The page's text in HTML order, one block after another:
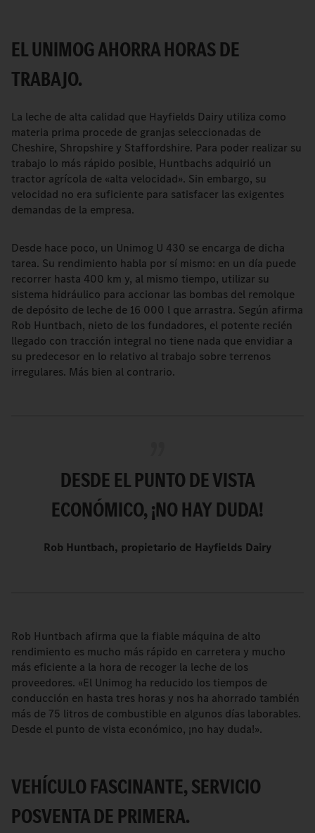
EL UNIMOG AHORRA HORAS DE
TRABAJO.
La leche de alta calidad que Hayfields Dairy utiliza como
materia prima procede de granjas seleccionadas de
Cheshire, Shropshire y Staffordshire. Para poder realizar su
trabajo lo más rápido posible, Huntbachs adquirió un
tractor agrícola de «alta velocidad». Sin embargo, su
velocidad no era suficiente para satisfacer las exigentes
demandas de la empresa.
Desde hace poco, un Unimog U 430 se encarga de dicha
tarea. Su rendimiento habla por sí mismo: en un día puede
recorrer hasta 400 km y, al mismo tiempo, utilizar su
sistema hidráulico para accionar las bombas del remolque
de depósito de leche de 16 000 l que arrastra. Según afirma
Rob Huntbach, nieto de los fundadores, el potente recién
llegado con tracción integral no tiene nada que envidiar a
su predecesor en lo relativo al trabajo sobre terrenos
irregulares. Más bien al contrario.
DESDE EL PUNTO DE VISTA
ECONÓMICO, ¡NO HAY DUDA!
Rob Huntbach, propietario de Hayfields Dairy
Rob Huntbach afirma que la fiable máquina de alto
rendimiento es mucho más rápido en carretera y mucho
más eficiente a la hora de recoger la leche de los
proveedores. «El Unimog ha reducido los tiempos de
conducción en hasta tres horas y nos ha ahorrado también
más de 75 litros de combustible en algunos días laborables.
Desde el punto de vista económico, ¡no hay duda!».
VEHÍCULO FASCINANTE, SERVICIO
POSVENTA DE PRIMERA.